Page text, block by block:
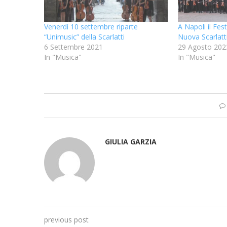
Venerdì 10 settembre riparte
“Unimusic” della Scarlatti
6 Settembre 2021
In "Musica"
A Napoli il
Nuova Scarlatti
29 Agosto
In "Musica"
GIULIA GARZIA
previous post